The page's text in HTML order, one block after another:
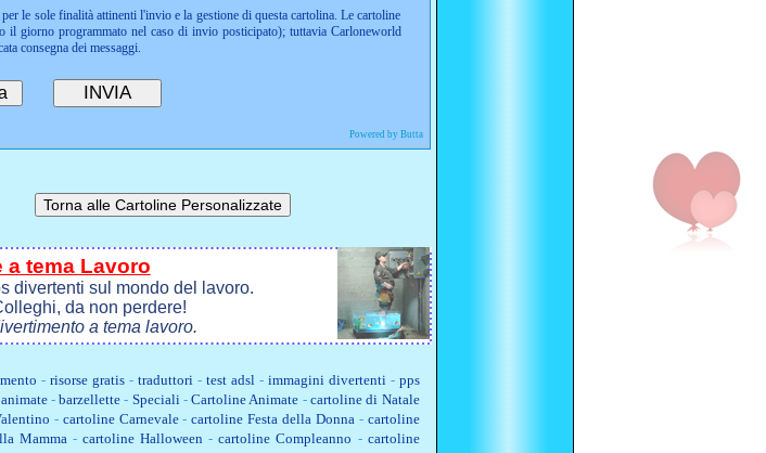
le sole finalità attinenti l'invio e la gestione di questa cartolina. Le cartoline
il giorno programmato nel caso di invio posticipato); tuttavia Carloneworld
consegna dei messaggi.
Powered by Butta
a tema Lavoro
divertenti sul mondo del lavoro.
da non perdere!
a tema lavoro.
- risorse gratis- traduttori- test adsl- immagini divertenti- pps
-barzellette - Speciali-Cartoline Animate - cartoline di Natale
- cartoline Carnevale-cartoline Festa della Donna- cartoline
Mamma -cartoline Halloween -cartoline Compleanno - cartoline